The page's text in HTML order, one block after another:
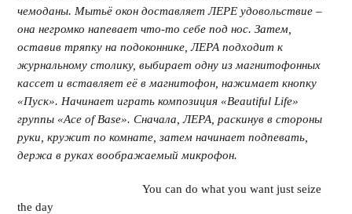
чемоданы. Мытьё окон доставляет ЛЕРЕ удовольствие –
она негромко напевает что-то себе под нос. Затем,
оставив тряпку на подоконнике, ЛЕРА подходит к
журнальному столику, выбирает одну из магнитофонных
кассет и вставляет её в магнитофон, нажимает кнопку
«Пуск». Начинает играть композиция «Beautiful Life»
группы «AceofBase». Сначала, ЛЕРА, раскинув в стороны
руки, кружит по комнате, затем начинает подпевать,
держа в руках воображаемый микрофон.
You can do what you want just seize
the day